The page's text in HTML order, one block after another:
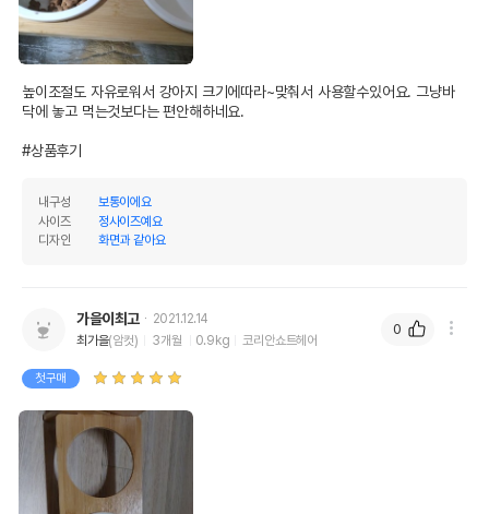
높이조절도 자유로워서 강아지 크기에따라~맞춰서 사용할수있어요. 그냥바
닥에 놓고 먹는것보다는 편안해하네요.
#상품후기
내구성
보통이에요
사이즈
정사이즈예요
디자인
화면과 같아요
가을이최고
2021.12.14
최가을(암컷) 3개월 0.9kg 코리안쇼트헤어
첫구매
0